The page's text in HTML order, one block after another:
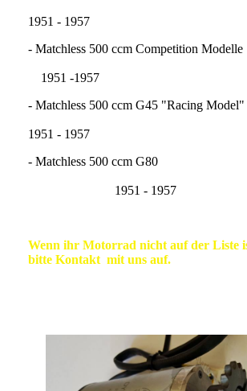
1951 - 1957
- Matchless 500 ccm Competition
1951 -1957
- Matchless 500 ccm G45 "Racing
1951 - 1957
- Matchless 500 ccm G80
1951 - 1957
Wenn ihr Motorrad nicht auf der Liste
bitte Kontakt mit uns auf.